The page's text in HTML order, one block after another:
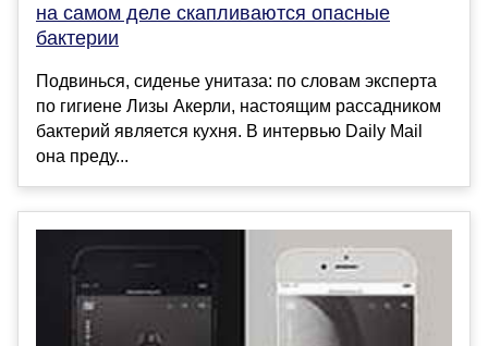
на самом деле скапливаются опасные
бактерии
Подвинься, сиденье унитаза: по словам эксперта
по гигиене Лизы Акерли, настоящим рассадником
бактерий является кухня. В интервью Daily Mail
она преду...